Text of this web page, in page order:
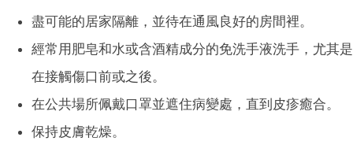
盡可能的居家隔離，並待在通風良好的房間裡。
經常用肥皂和水或含酒精成分的免洗手液洗手，尤其是
在接觸傷口前或之後。
在公共場所佩戴口罩並遮住病變處，直到皮疹癒合。
保持皮膚乾燥。